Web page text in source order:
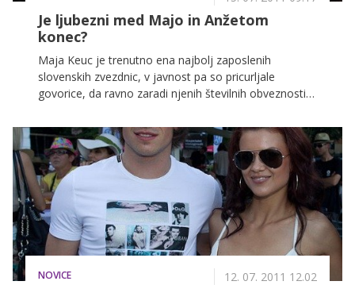
Je ljubezni med Majo in Anžetom
konec?
Maja Keuc je trenutno ena najbolj zaposlenih
slovenskih zvezdnic, v javnost pa so pricurljale
govorice, da ravno zaradi njenih številnih obveznosti,
Slednje domneve nekaterih medijev, smo preverili v
Majinem taboru, kjer so nam zagotovili, da so te in
ostale podobne govorice povezane z Majo,
popolnoma izmišljene.
NOVICE 12. 07. 2011 12.02